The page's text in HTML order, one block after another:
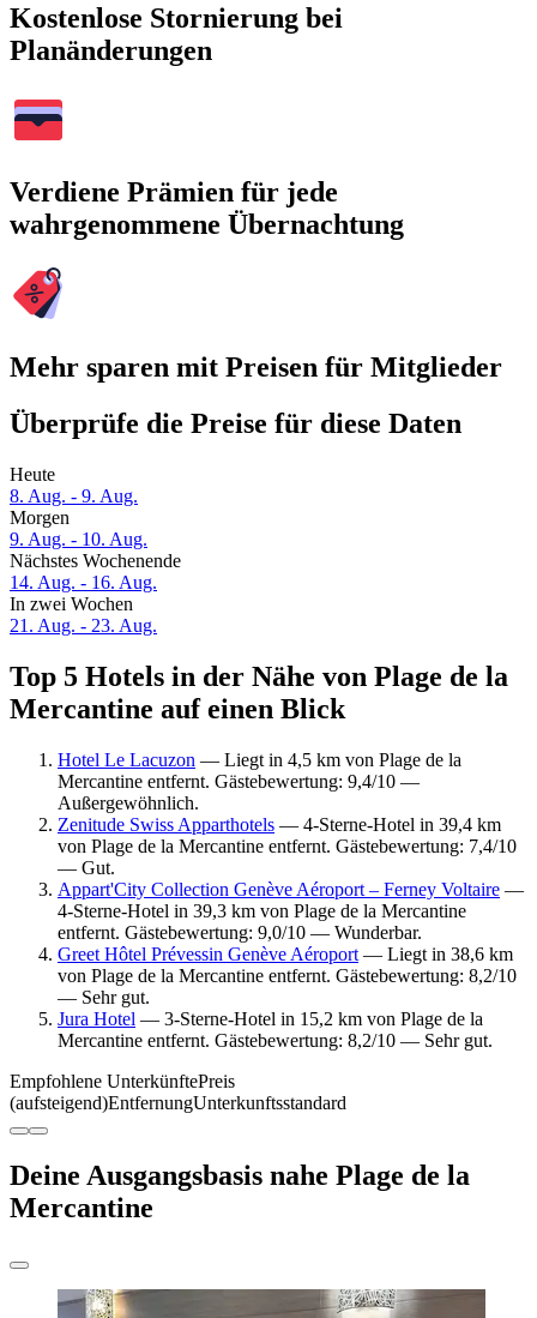
Kostenlose Stornierung bei
Planänderungen
Verdiene Prämien für jede
wahrgenommene Übernachtung
Mehr sparen mit Preisen für Mitglieder
Überprüfe die Preise für diese Daten
Heute
8. Aug. - 9. Aug.
Morgen
9. Aug. - 10. Aug.
Nächstes Wochenende
14. Aug. - 16. Aug.
In zwei Wochen
21. Aug. - 23. Aug.
Top 5 Hotels in der Nähe von Plage de la
Mercantine auf einen Blick
Hotel Le Lacuzon — Liegt in 4,5 km von Plage de la
Mercantine entfernt. Gästebewertung: 9,4/10 —
Außergewöhnlich.
Zenitude Swiss Apparthotels — 4-Sterne-Hotel in 39,4 km
von Plage de la Mercantine entfernt. Gästebewertung: 7,4/10
— Gut.
Appart'City Collection Genève Aéroport – Ferney Voltaire —
4-Sterne-Hotel in 39,3 km von Plage de la Mercantine
entfernt. Gästebewertung: 9,0/10 — Wunderbar.
Greet Hôtel Prévessin Genève Aéroport — Liegt in 38,6 km
von Plage de la Mercantine entfernt. Gästebewertung: 8,2/10
— Sehr gut.
Jura Hotel — 3-Sterne-Hotel in 15,2 km von Plage de la
Mercantine entfernt. Gästebewertung: 8,2/10 — Sehr gut.
Empfohlene UnterkünftePreis
(aufsteigend)EntfernungUnterkunftsstandard
Deine Ausgangsbasis nahe Plage de la
Mercantine